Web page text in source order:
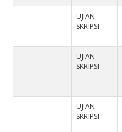
UJIAN
SKRIPSI
UJIAN
SKRIPSI
UJIAN
SKRIPSI